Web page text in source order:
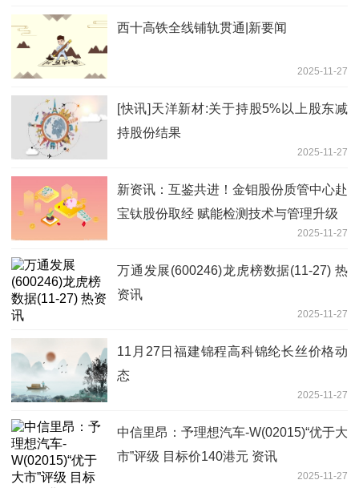
西十高铁全线铺轨贯通|新要闻
2025-11-27
[快讯]天洋新材:关于持股5%以上股东减
持股份结果
2025-11-27
新资讯：互鉴共进！金钼股份质管中心赴
宝钛股份取经 赋能检测技术与管理升级
2025-11-27
万通发展(600246)龙虎榜数据(11-27) 热
资讯
2025-11-27
11月27日福建锦程高科锦纶长丝价格动
态
2025-11-27
中信里昂：予理想汽车-W(02015)“优于大
市”评级 目标价140港元 资讯
2025-11-27